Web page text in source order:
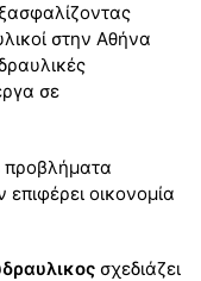
στην Αθήνα
σε
προβλήματα
οικονομία
σχεδιάζει